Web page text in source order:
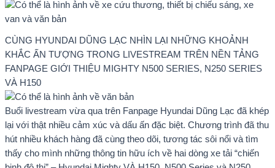
CÙNG HYUNDAI DŨNG LẠC NHÌN LẠI NHỮNG KHOẢNH
KHẮC ẤN TƯỢNG TRONG LIVESTREAM TRÊN NỀN TẢNG
FANPAGE GIỚI THIỆU MIGHTY N500 SERIES, N250 SERIES
VÀ H150
Buổi livestream vừa qua trên Fanpage Hyundai Dũng Lạc đã khép
lại với thật nhiều cảm xúc và dấu ấn đặc biệt. Chương trình đã thu
hút nhiều khách hàng đã cùng theo dõi, tương tác sôi nổi và tìm
thấy cho mình những thông tin hữu ích về hai dòng xe tải “chiến